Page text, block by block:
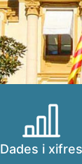
Dades i xifres